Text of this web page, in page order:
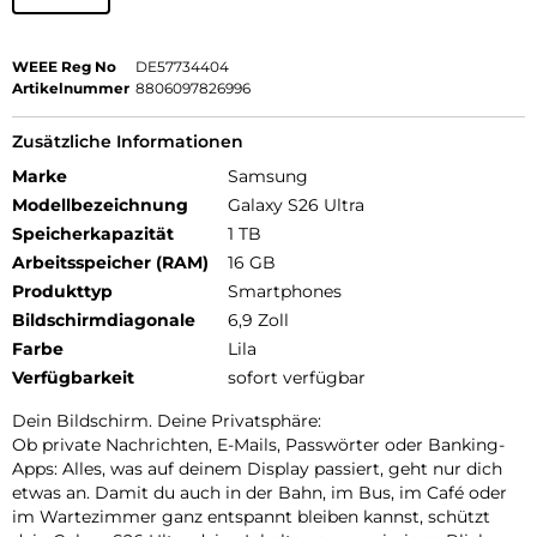
WEEE Reg No
DE57734404
Artikelnummer 8806097826996
Zusätzliche Informationen
Marke
Samsung
Modellbezeichnung
Galaxy S26 Ultra
Speicherkapazität
1 TB
Arbeitsspeicher (RAM)
16 GB
Produkttyp
Smartphones
Bildschirmdiagonale
6,9 Zoll
Farbe
Lila
Verfügbarkeit
sofort verfügbar
Dein Bildschirm. Deine Privatsphäre:
Ob private Nachrichten, E-Mails, Passwörter oder Banking-
Apps: Alles, was auf deinem Display passiert, geht nur dich
etwas an. Damit du auch in der Bahn, im Bus, im Café oder
im Wartezimmer ganz entspannt bleiben kannst, schützt